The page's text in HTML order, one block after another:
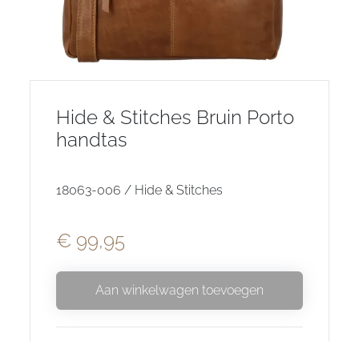
Hide & Stitches Bruin Porto
handtas
18063-006 / Hide & Stitches
€ 99,95
Aan winkelwagen toevoegen